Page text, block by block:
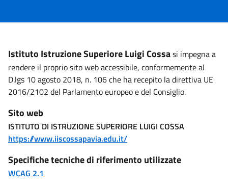
Istituto Istruzione Superiore Luigi Cossasi impegna a
rendere il proprio sito web accessibile, conformemente al
D.lgs 10 agosto 2018, n. 106 che ha recepito la direttiva UE
2016/2102 del Parlamento europeo e del Consiglio.
Sito web
ISTITUTO DI ISTRUZIONE SUPERIORE LUIGI COSSA
https://www.iiscossapavia.edu.it/
Specifiche tecniche di riferimento utilizzate
WCAG 2.1